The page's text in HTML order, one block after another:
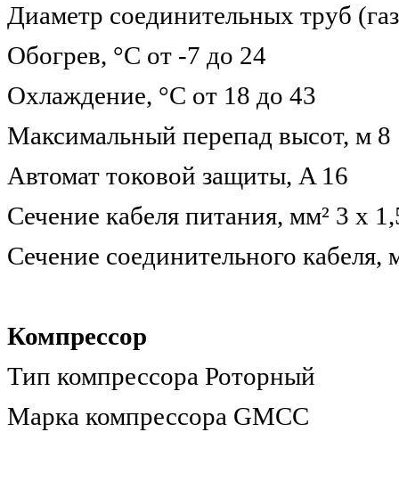
Диаметр соединительных труб
Обогрев, °С от -7 до 24
Охлаждение, °С от 18 до 43
Максимальный перепад высот, м 8
Автомат токовой защиты, A 16
Сечение кабеля питания, мм² 3 х
Сечение соединительного кабеля,
Компрессор
Тип компрессора Роторный
Марка компрессора GMCC